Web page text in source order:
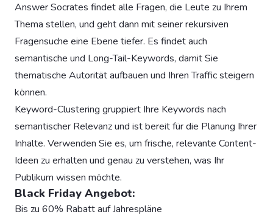
Answer Socrates findet alle Fragen, die Leute zu Ihrem
Thema stellen, und geht dann mit seiner rekursiven
Fragensuche eine Ebene tiefer. Es findet auch
semantische und Long-Tail-Keywords, damit Sie
thematische Autorität aufbauen und Ihren Traffic steigern
können.
Keyword-Clustering gruppiert Ihre Keywords nach
semantischer Relevanz und ist bereit für die Planung Ihrer
Inhalte. Verwenden Sie es, um frische, relevante Content-
Ideen zu erhalten und genau zu verstehen, was Ihr
Publikum wissen möchte.
Black Friday Angebot:
Bis zu 60% Rabatt auf Jahrespläne